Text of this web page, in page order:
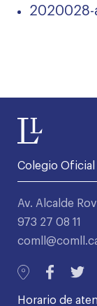
Colegio Oficial
Av. Alcalde
973 27 08 11
Horario de